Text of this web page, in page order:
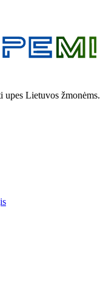
upes Lietuvos žmonėms.